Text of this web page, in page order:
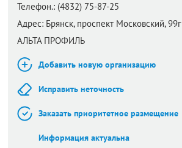
Телефон.: (4832) 75-87-25
Адрес: Брянск, проспект Московский, 99г
АЛЬТА ПРОФИЛЬ
Добавить новую организацию
Исправить неточность
Заказать приоритетное размещение
Информация актуальна